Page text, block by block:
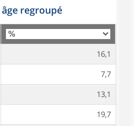
regroupé
16,1
7,7
13,1
19,7